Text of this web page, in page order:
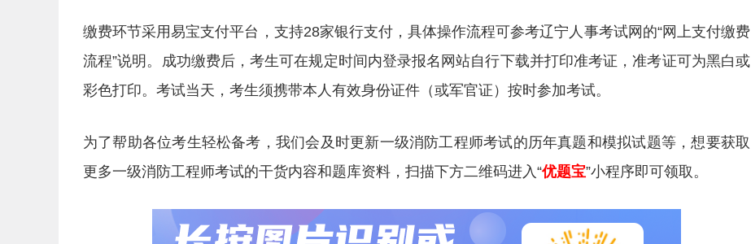
缴费环节采用易宝支付平台，支持28家银行支付，具体操作流程可参考辽宁人事考试网的“网上支付缴费
流程”说明。成功缴费后，考生可在规定时间内登录报名网站自行下载并打印准考证，准考证可为黑白或
彩色打印。考试当天，考生须携带本人有效身份证件（或军官证）按时参加考试。
为了帮助各位考生轻松备考，我们会及时更新一级消防工程师考试的历年真题和模拟试题等，想要获取
更多一级消防工程师考试的干货内容和题库资料，扫描下方二维码进入“优题宝”小程序即可领取。